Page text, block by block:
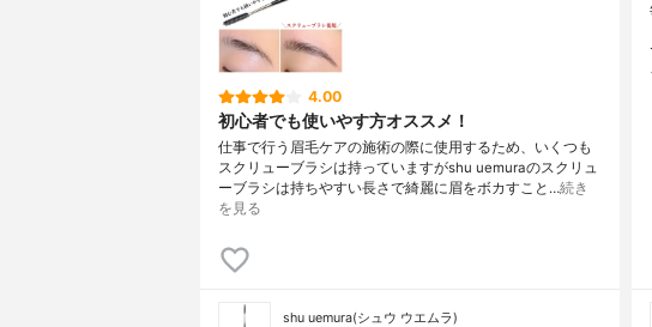
4.00
初心者でも使いやす方オススメ！
仕事で行う眉毛ケアの施術の際に使用するため、いくつも
スクリューブラシは持っていますがshu uemuraのスクリュ
ーブラシは持ちやすい長さで綺麗に眉をボカすこと…続き
を見る
shu uemura(シュウ ウエムラ)